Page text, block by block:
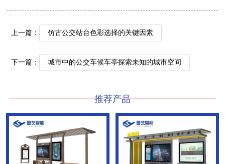
上一篇： 仿古公交站台色彩选择的关键因素
下一篇： 城市中的公交车候车亭探索未知的城市空间
推荐产品